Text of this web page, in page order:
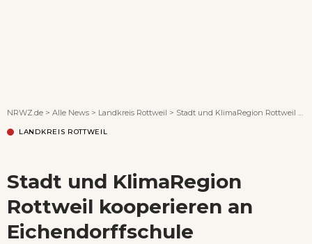
NRWZ.de > Alle News > Landkreis Rottweil > Stadt und KlimaRegion Rottweil kooperieren an Eichendorffschule
LANDKREIS ROTTWEIL
Stadt und KlimaRegion
Rottweil kooperieren an
Eichendorffschule